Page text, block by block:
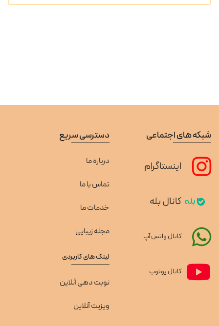
دسترسی سریع
درباره ما
تماس با ما
خدمات ما
مجله زیبایی
لینک های کاربردی
نوبت دهی آنلاین
ویزیت آنلاین
شبکه های اجتماعی
اینستاگرام
کانال بله
کانال واتس آپ
کانال یوتوب